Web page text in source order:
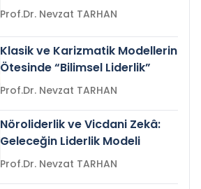
Prof.Dr. Nevzat TARHAN
Klasik ve Karizmatik Modellerin
Ötesinde “Bilimsel Liderlik”
Prof.Dr. Nevzat TARHAN
Nöroliderlik ve Vicdani Zekâ:
Geleceğin Liderlik Modeli
Prof.Dr. Nevzat TARHAN